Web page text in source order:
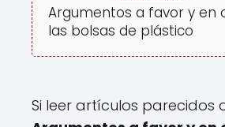
Argumentos a favor y en
las bolsas de plástico
Si leer artículos parecidos